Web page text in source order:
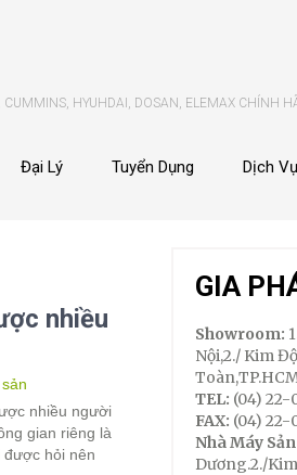
HYUHDAI, DOSAN, ELEMAX CHÍNH
Đại Lý Tuyển Dụng Dịch Vụ
nhiều
nhiều người
gian riêng là
được hỏi nên
GIA
Showroom:
Nội,2./ Kim
TEL: (04) 22-
FAX: (04) 22-
Nhà Máy
Dương.2./